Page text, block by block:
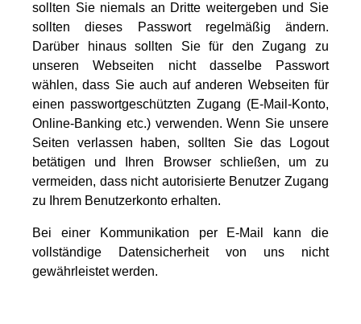
sollten Sie niemals an Dritte weitergeben und Sie
sollten dieses Passwort regelmäßig ändern.
Darüber hinaus sollten Sie für den Zugang zu
unseren Webseiten nicht dasselbe Passwort
wählen, dass Sie auch auf anderen Webseiten für
einen passwortgeschützten Zugang (E-Mail-Konto,
Online-Banking etc.) verwenden. Wenn Sie unsere
Seiten verlassen haben, sollten Sie das Logout
betätigen und Ihren Browser schließen, um zu
vermeiden, dass nicht autorisierte Benutzer Zugang
zu Ihrem Benutzerkonto erhalten.
Bei einer Kommunikation per E-Mail kann die
vollständige Datensicherheit von uns nicht
gewährleistet werden.